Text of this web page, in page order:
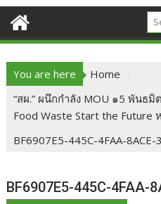
You are here
Home
“สผ.” ผนึกกำลัง MOU ๑5 พันธ
Food Waste Start the Future
BF6907E5-445C-4FAA-
BF6907E5-445C-4FAA-